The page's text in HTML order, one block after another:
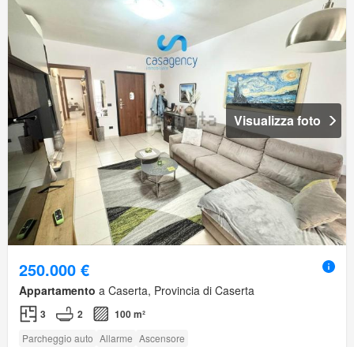
Visualizza foto
250.000 €
Appartamento a Caserta, Provincia di Caserta
3 2 100 m²
Parcheggio auto Allarme Ascensore